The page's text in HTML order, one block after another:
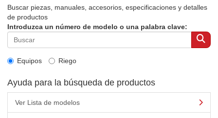
Buscar piezas, manuales, accesorios, especificaciones y detalles
de productos
Introduzca un número de modelo o una palabra clave:
Equipos Riego
Ayuda para la búsqueda de productos
Ver Lista de modelos